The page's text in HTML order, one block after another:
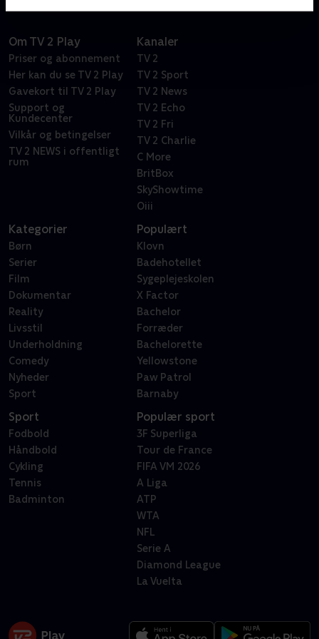
Om TV 2 Play
Priser og abonnement
Her kan du se TV 2 Play
Gavekort til TV 2 Play
Support og
Kundecenter
Vilkår og betingelser
TV 2 NEWS i offentligt
rum
Kanaler
TV 2
TV 2 Sport
TV 2 News
TV 2 Echo
TV 2 Fri
TV 2 Charlie
C More
BritBox
SkyShowtime
Oiii
Kategorier
Børn
Serier
Film
Dokumentar
Reality
Livsstil
Underholdning
Comedy
Nyheder
Sport
Populært
Klovn
Badehotellet
Sygeplejeskolen
X Factor
Bachelor
Forræder
Bachelorette
Yellowstone
Paw Patrol
Barnaby
Sport
Fodbold
Håndbold
Cykling
Tennis
Badminton
Populær sport
3F Superliga
Tour de France
FIFA VM 2026
A Liga
ATP
WTA
NFL
Serie A
Diamond League
La Vuelta